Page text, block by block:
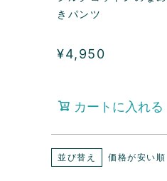
きパンツ
¥4,950
カートに入れる
並び替え 価格が安い順